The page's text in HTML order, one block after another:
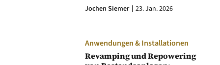
Jochen Siemer 23. Jan. 2026
Anwendungen & Installationen
Revamping und Repowering